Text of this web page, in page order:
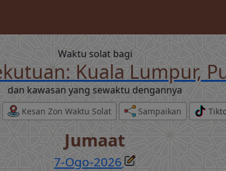
Waktu solat bagi
Kuala Lumpur,
dan kawasan yang sewaktu dengannya
Kesan Zon Waktu Solat Sampaikan
Jumaat
7-Ogo-2026